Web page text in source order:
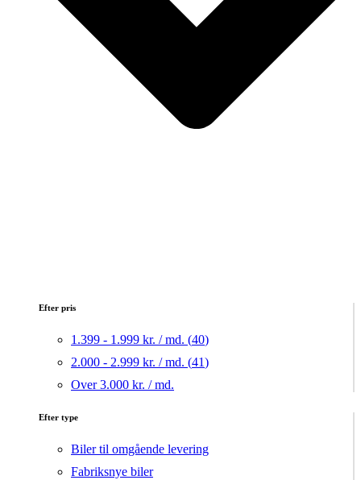
Efter pris
1.399 - 1.999 kr. / md. (40)
2.000 - 2.999 kr. / md. (41)
Over 3.000 kr. / md.
Efter type
Biler til omgående levering
Fabriksnye biler